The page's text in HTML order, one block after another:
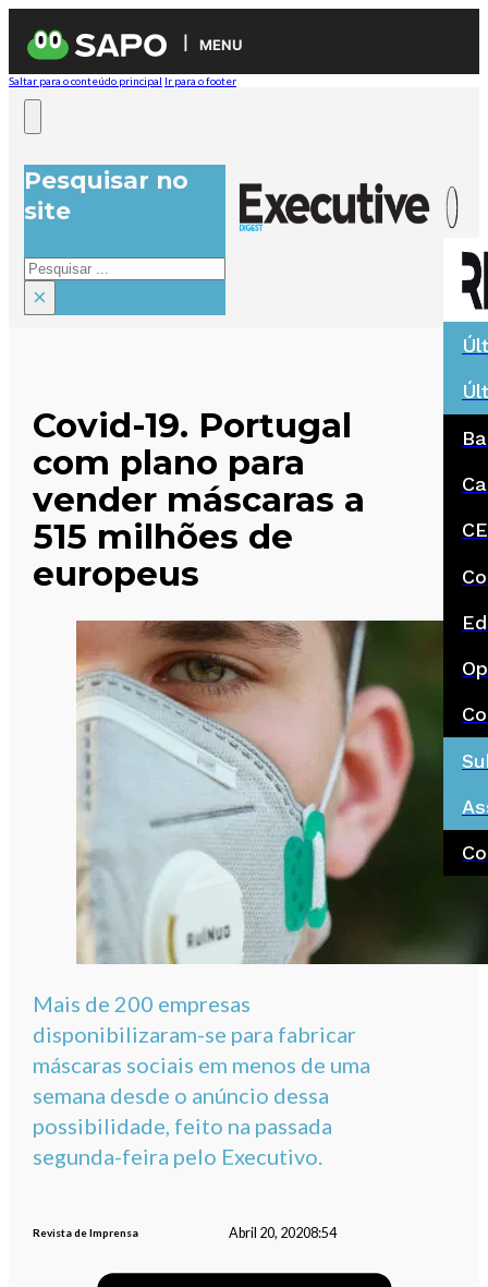
MENU
Saltar para o conteúdo principal Ir para o footer
Pesquisar no
site
Pesquisar
×
Covid-19. Portugal
com plano para
vender máscaras a
515 milhões de
europeus
Mais de 200 empresas
disponibilizaram-se para fabricar
máscaras sociais em menos de uma
semana desde o anúncio dessa
possibilidade, feito na passada
segunda-feira pelo Executivo.
Revista de Imprensa Abril 20, 20208:54